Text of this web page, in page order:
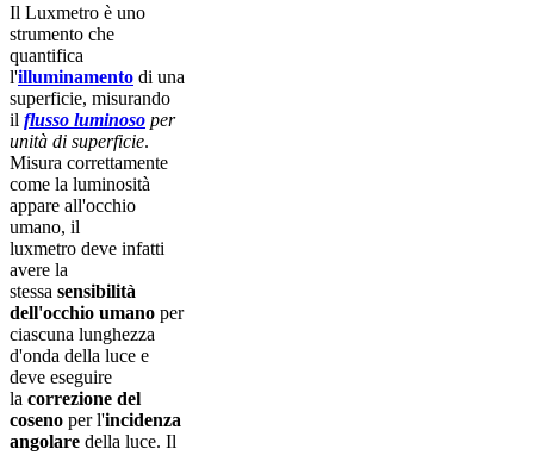
Il Luxmetro è uno
strumento che
quantifica
l'illuminamento di una
superficie, misurando
il flusso luminoso per
unità di superficie.
Misura correttamente
come la luminosità
appare all'occhio
umano, il
luxmetro deve infatti
avere la
stessa sensibilità
dell'occhio umano per
ciascuna lunghezza
d'onda della luce e
deve eseguire
la correzione del
coseno per l'incidenza
angolare della luce. Il